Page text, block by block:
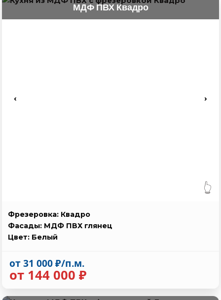
МДФ ПВХ Квадро
‹ ›
👆
Фрезеровка: Квадро
Фасады: МДФ ПВХ глянец
Цвет: Белый
от 31 000 ₽/п.м.
от 144 000 ₽